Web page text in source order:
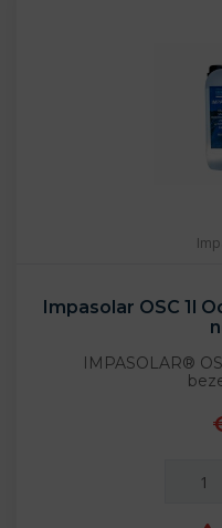
Impasolar OSC 1l
IMPASOLAR®